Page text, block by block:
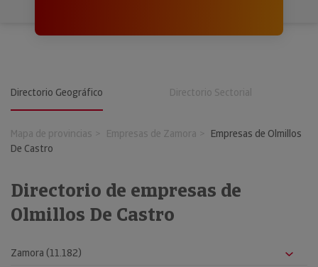
Directorio Geográfico Directorio Sectorial
Mapa de provincias Empresas de Zamora
Empresas de Olmillos
De Castro
Directorio de empresas de
Olmillos De Castro